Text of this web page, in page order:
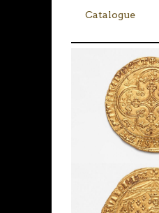
Catalogue